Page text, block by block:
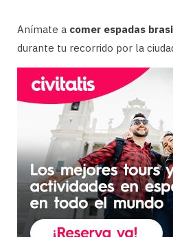
Anímate a comer espadas
durante tu recorrido por la